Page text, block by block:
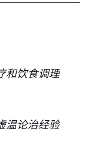
和饮食调理
温论治经验